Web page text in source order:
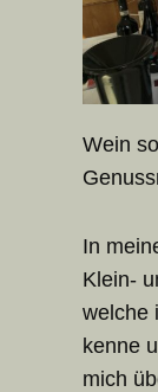
Wein
In
Klein-
welche
kenne
mich